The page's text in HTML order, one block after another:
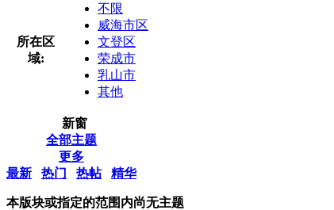
所在区
域:
不限
威海市区
文登区
荣成市
乳山市
其他
新窗
全部主题
更多
最新
热门 热帖 精华
本版块或指定的范围内尚无主题